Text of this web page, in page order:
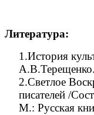
Литература:
1.История
2.Светлое
писателей /
М.: Русская